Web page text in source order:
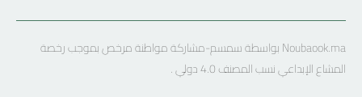
Noubaook.ma بواسطة سمسم-مشاركة مواطنة مرخص بموجب رخصة
المشاع الإبداعي نسب المصنف 4.0 دولي .